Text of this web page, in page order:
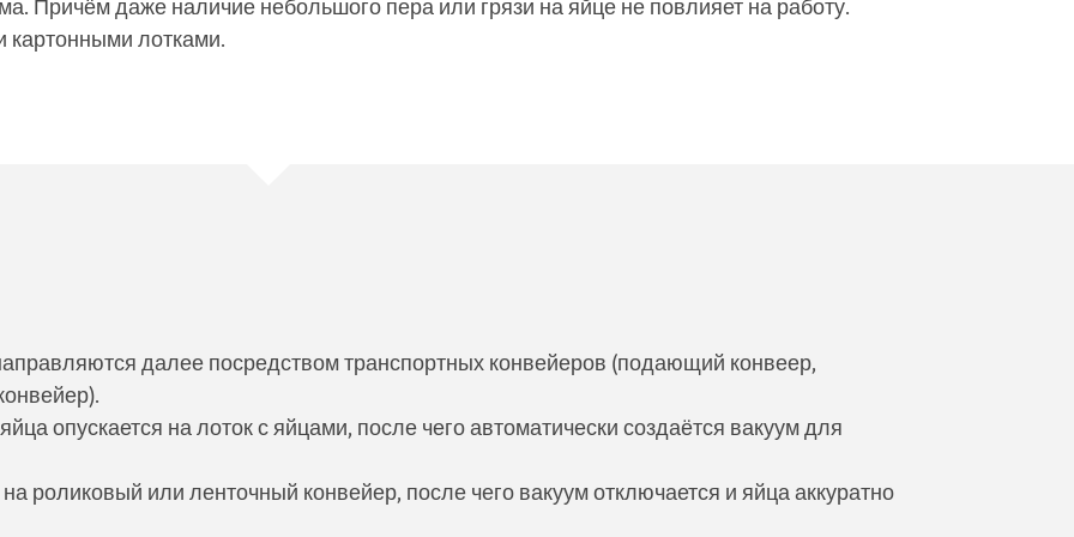
Причём даже наличие небольшого пера или грязи на яйце не повлияет на работу.
картонными лотками.
далее посредством транспортных конвейеров (подающий конвеер,
опускается на лоток с яйцами, после чего автоматически создаётся вакуум для
роликовый или ленточный конвейер, после чего вакуум отключается и яйца аккуратно